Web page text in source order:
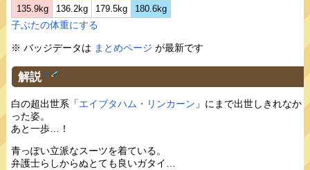
135.9kg
136.2kg 179.5kg 180.6kg
子ぶたの体重にする
※ バッジデータは まとめページ が最新です
解説 †
白の超出世系「エイブタハム・リンカーン 」にまで出世しきれなか
った姿。
あと一歩…！
青っぽい立派なスーツを着ている。
弁護士らしからぬとても良いガタイ…